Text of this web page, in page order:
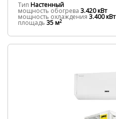
Тип Настенный
мощность обогрева 3.420 кВт
мощность охлаждения 3.400 кВт
площадь 35 м2